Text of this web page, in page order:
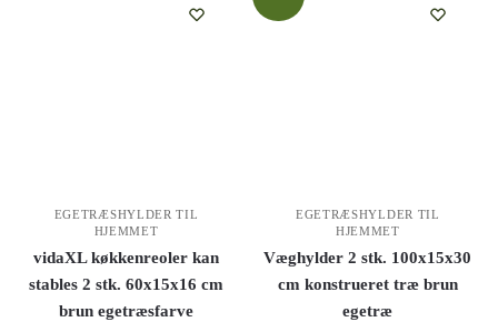
EGETRÆSHYLDER TIL
HJEMMET
vidaXL køkkenreoler kan
stables 2 stk. 60x15x16 cm
brun egetræsfarve
EGETRÆSHYLDER TIL
HJEMMET
Væghylder 2 stk. 100x15x30
cm konstrueret træ brun
egetræ